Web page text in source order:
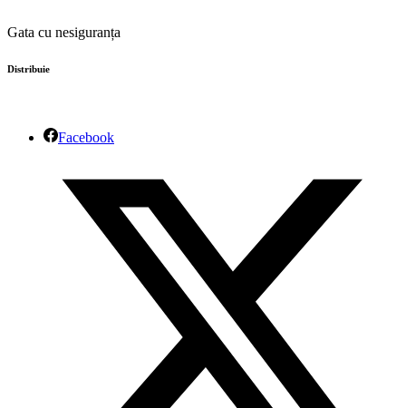
Gata cu nesiguranța
Distribuie
Facebook